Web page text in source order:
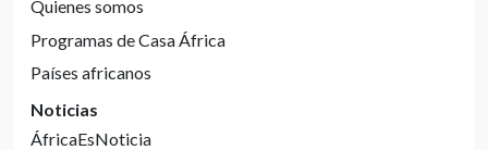
Quienes somos
Programas de Casa África
Países africanos
Noticias
ÁfricaEsNoticia